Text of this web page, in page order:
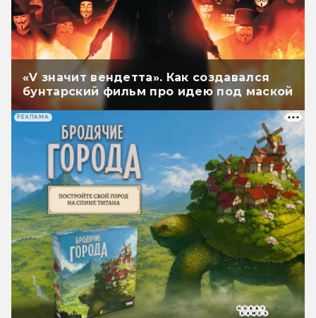
«V значит вендетта». Как создавался
бунтарский фильм про идею под маской
РЕКЛАМА